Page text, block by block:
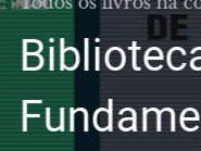
Todos